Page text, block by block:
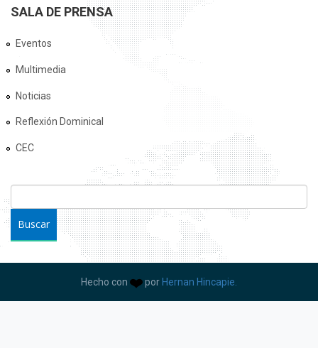
SALA DE PRENSA
Eventos
Multimedia
Noticias
Reflexión Dominical
CEC
FORMULARIO DE BÚSQUEDA
Hecho con por Hernan Hincapie.